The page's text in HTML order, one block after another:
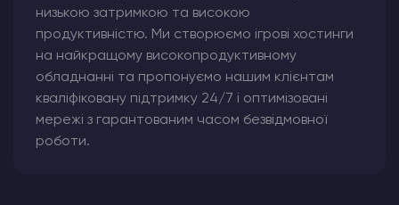
низькою затримкою та високою
продуктивністю. Ми створюємо ігрові хостинги
на найкращому високопродуктивному
обладнанні та пропонуємо нашим клієнтам
кваліфіковану підтримку 24/7 і оптимізовані
мережі з гарантованим часом безвідмовної
роботи.